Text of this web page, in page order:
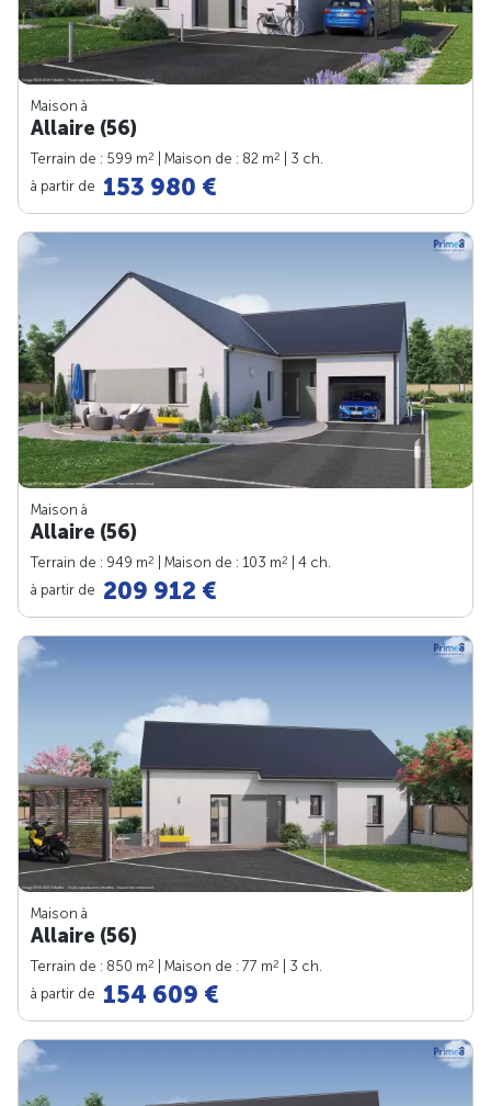
Maison à
Allaire (56)
Terrain de : 599 m2 | Maison de : 82 m2
| 3 ch.
à partir de 153 980 €
Maison à
Allaire (56)
Terrain de : 949 m2 | Maison de : 103 m2
| 4 ch.
à partir de 209 912 €
Maison à
Allaire (56)
Terrain de : 850 m2 | Maison de : 77 m2
| 3 ch.
à partir de 154 609 €